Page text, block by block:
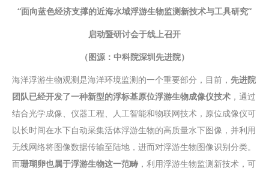
“面向蓝色经济支撑的近海水域浮游生物监测新技术与工具研究”
启动暨研讨会于线上召开
（图源：中科院深圳先进院）
海洋浮游生物观测是海洋环境监测的一个重要部分，目前， 先进院
团队已经开发了一种新型的浮标基原位浮游生物成像仪技术 ，通过
结合光学成像、仪器工程、人工智能和物联网技术，原位成像仪可
以长时间在水下自动采集活体浮游生物的高质量水下图像，并利用
无线网络将图像数据传输至陆地，进而对浮游生物图像识别分类。
而珊瑚卵也属于浮游生物这一范畴 ，利用浮游生物监测新技术，可